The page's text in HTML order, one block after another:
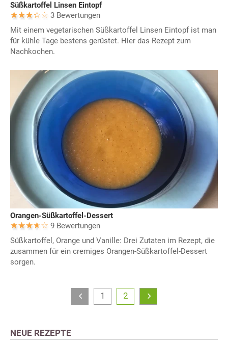
Süßkartoffel Linsen Eintopf
3 Bewertungen
Mit einem vegetarischen Süßkartoffel Linsen Eintopf ist man
für kühle Tage bestens gerüstet. Hier das Rezept zum
Nachkochen.
Orangen-Süßkartoffel-Dessert
9 Bewertungen
Süßkartoffel, Orange und Vanille: Drei Zutaten im Rezept, die
zusammen für ein cremiges Orangen-Süßkartoffel-Dessert
sorgen.
1 2
NEUE REZEPTE